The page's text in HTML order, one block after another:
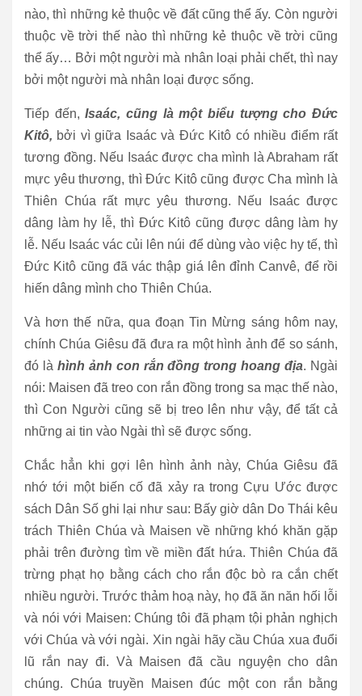
nào, thì những kẻ thuộc về đất cũng thể ấy. Còn người
thuộc về trời thế nào thì những kẻ thuộc về trời cũng
thể ấy… Bởi một người mà nhân loại phải chết, thì nay
bởi một người mà nhân loại được sống.
Tiếp đến,Isaác, cũng là một biểu tượng cho Đức
Kitô, bởi vì giữa Isaác và Đức Kitô có nhiều điểm rất
tương đồng. Nếu Isaác được cha mình là Abraham rất
mực yêu thương, thì Đức Kitô cũng được Cha mình là
Thiên Chúa rất mực yêu thương. Nếu Isaác được
dâng làm hy lễ, thì Đức Kitô cũng được dâng làm hy
lễ. Nếu Isaác vác củi lên núi để dùng vào việc hy tế, thì
Đức Kitô cũng đã vác thập giá lên đỉnh Canvê, để rồi
hiến dâng mình cho Thiên Chúa.
Và hơn thế nữa, qua đoạn Tin Mừng sáng hôm nay,
chính Chúa Giêsu đã đưa ra một hình ảnh để so sánh,
đó là hình ảnh con rắn đồng trong hoang địa. Ngài
nói: Maisen đã treo con rắn đồng trong sa mạc thế nào,
thì Con Người cũng sẽ bị treo lên như vậy, để tất cả
những ai tin vào Ngài thì sẽ được sống.
Chắc hẳn khi gợi lên hình ảnh này, Chúa Giêsu đã
nhớ tới một biến cố đã xảy ra trong Cựu Ước được
sách Dân Số ghi lại như sau: Bấy giờ dân Do Thái kêu
trách Thiên Chúa và Maisen về những khó khăn gặp
phải trên đường tìm về miền đất hứa. Thiên Chúa đã
trừng phạt họ bằng cách cho rắn độc bò ra cắn chết
nhiều người. Trước thảm hoạ này, họ đã ăn năn hối lỗi
và nói với Maisen: Chúng tôi đã phạm tội phản nghịch
với Chúa và với ngài. Xin ngài hãy cầu Chúa xua đuổi
lũ rắn nay đi. Và Maisen đã cầu nguyện cho dân
chúng. Chúa truyền Maisen đúc một con rắn bằng